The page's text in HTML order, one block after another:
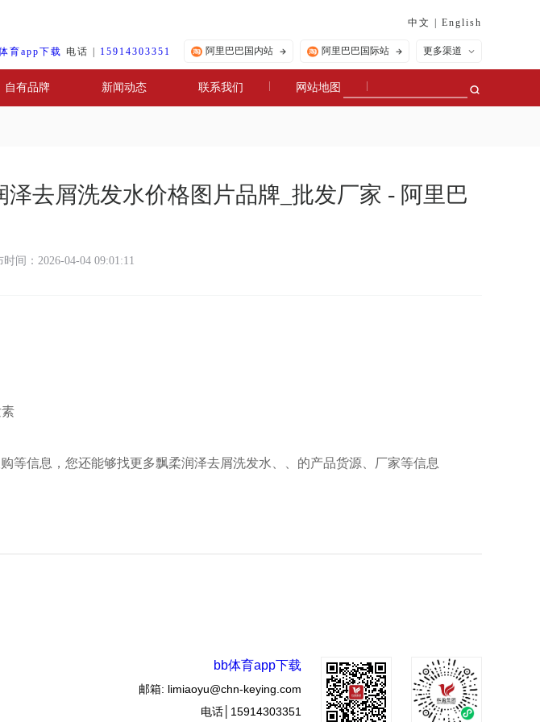
中文 English
育app下载 电话 | 15914303351 阿里巴巴国内站 阿里巴巴国际站 更多渠道
自有品牌 新闻动态 联系我们 网站地图
去屑洗发水价格图片品牌_批发厂家 - 阿里巴
间：2026-04-04 09:01:11
信息，您还能够找更多飘柔润泽去屑洗发水、、的产品货源、厂家等信息
bb体育app下载
邮箱: limiaoyu@chn-keying.com
电话│15914303351